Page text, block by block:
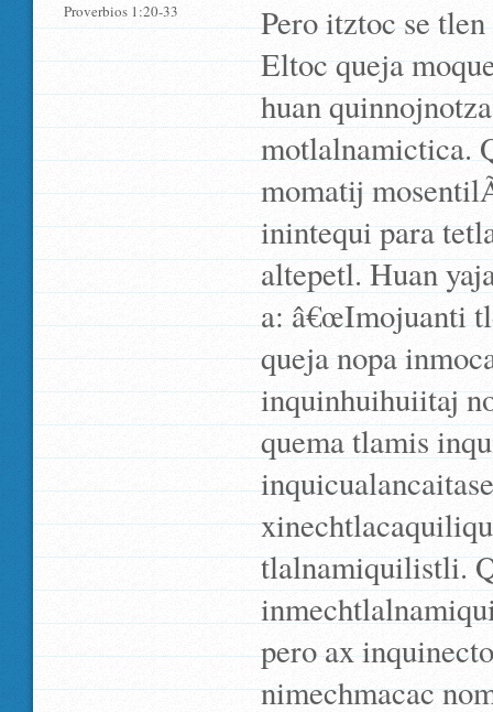
Proverbios 1:20-33
Pero itztoc se
Eltoc queja
huan
motlalnamictica.
momatij
inintequi para
altepetl. Huan
a: â€œImojuanti
queja nopa
inquinhuihuiitaj
quema tlamis
tlalnamiquilistli.
pero ax
nimechmacac